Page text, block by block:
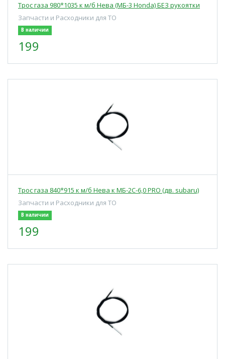
Трос газа 980*1035 к м/б Нева (МБ-3 Honda) БЕЗ рукоятки
Запчасти и Расходники для ТО
В наличии
199
Трос газа 840*915 к м/б Нева к МБ-2С-6,0 PRO (дв. subaru)
Запчасти и Расходники для ТО
В наличии
199